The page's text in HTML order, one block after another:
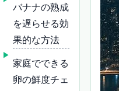
バナナの熟成
を遅らせる効
果的な方法
家庭でできる
卵の鮮度チェ